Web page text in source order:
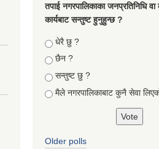
तपा‌ई नगरपालिकाका जनप्रतिनिधि वा
कार्यबाट सन्तुष्ट हुनुहुन्छ ?
Choices
धेरै छु ?
छैन ?
सन्तुष्ट छु ?
मैले नगरपालिकाबाट कुनै सेवा
Older polls